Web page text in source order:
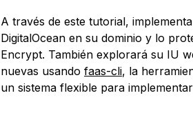
A través de este tutorial,
DigitalOcean en su dominio y lo
Encrypt. También explorará su IU
nuevas usando faas-cli, la
un sistema flexible para